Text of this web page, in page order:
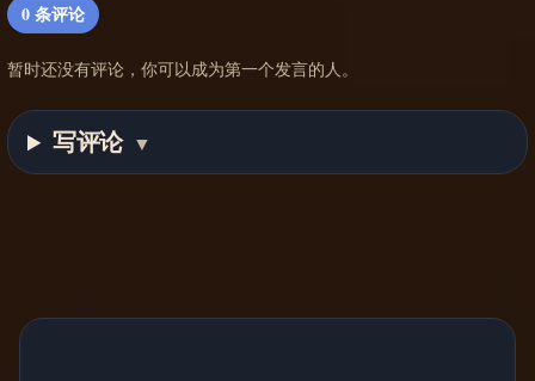
0条评论
暂时还没有评论，你可以成为第一个发言的人。
写评论 ▼